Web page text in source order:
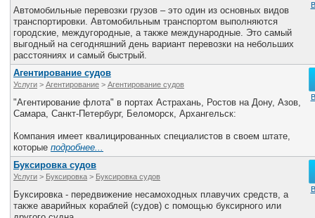
Автомобильные перевозки грузов – это один из основных видов
транспортировки. Автомобильным транспортом выполняются
городские, междугородные, а также международные. Это самый
выгодный на сегодняшний день вариант перевозки на небольших
расстояниях и самый быстрый.
Агентирование судов
Услуги > Агентирование > Агентирование судов
"Агентирование флота" в портах Астрахань, Ростов на Дону, Азов,
Самара, Санкт-Петербург, Беломорск, Архангельск:
Компания имеет квалицированных специалистов в своем штате,
которые подробнее...
Буксировка судов
Услуги > Буксировка > Буксировка судов
Буксировка - передвижение несамоходных плавучих средств, а
также аварийных кораблей (судов) с помощью буксирного или